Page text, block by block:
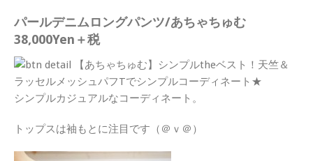
パールデニムロングパンツ/あちゃちゅむ
38,000Yen＋税
シンプルカジュアルなコーディネート。
トップスは袖もとに注目です（＠ｖ＠）